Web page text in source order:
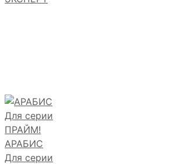
АРАБИС
Для серии